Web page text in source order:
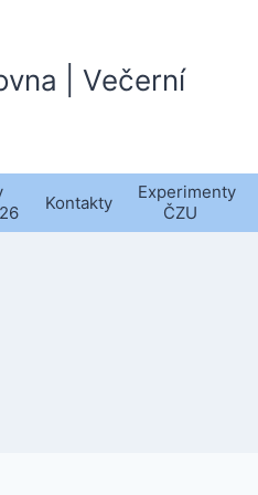
| Večerní
Kontakty
Experimenty
ČZU